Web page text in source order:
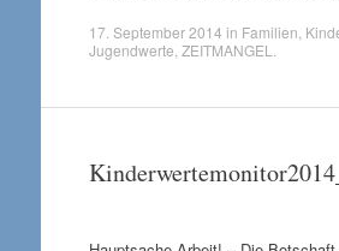
17. September 2014 in Familien
Jugendwerte ZEITMANGEL